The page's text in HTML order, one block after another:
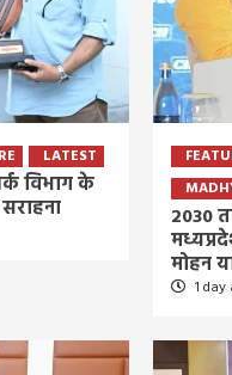
LATEST
विभाग के
2030
मोहन
1 day